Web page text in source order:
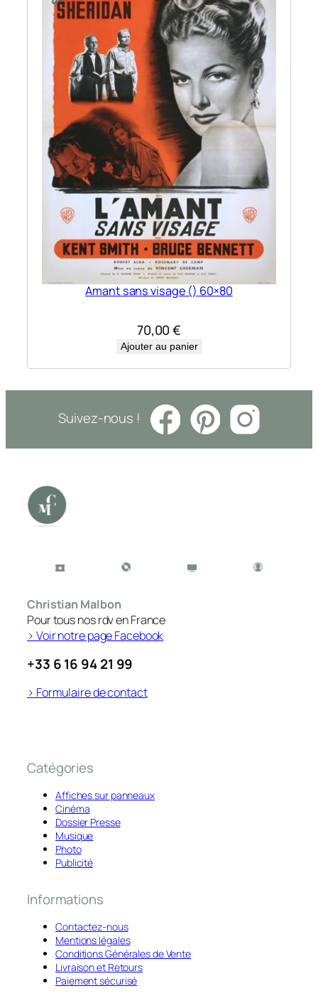
Amant sans visage () 60×80
70,00€
Ajouter au panier
Suivez-nous !
Christian Malbon
Pour tous nos rdv en France
> Voir notre page Facebook
+33 6 16 94 21 99
> Formulaire de contact
Catégories
Affiches sur panneaux
Cinéma
Dossier Presse
Musique
Photo
Publicité
Informations
Contactez-nous
Mentions légales
Conditions Générales de Vente
Livraison et Retours
Paiement sécurisé